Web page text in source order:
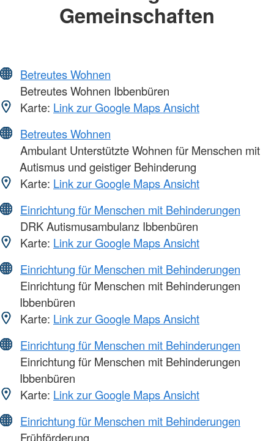
Gemeinschaften
Betreutes Wohnen
Betreutes Wohnen Ibbenbüren
Karte: Link zur Google Maps Ansicht
Betreutes Wohnen
Ambulant Unterstützte Wohnen für Menschen mit
Autismus und geistiger Behinderung
Karte: Link zur Google Maps Ansicht
Einrichtung für Menschen mit Behinderungen
DRK Autismusambulanz Ibbenbüren
Karte: Link zur Google Maps Ansicht
Einrichtung für Menschen mit Behinderungen
Einrichtung für Menschen mit Behinderungen
Ibbenbüren
Karte: Link zur Google Maps Ansicht
Einrichtung für Menschen mit Behinderungen
Einrichtung für Menschen mit Behinderungen
Ibbenbüren
Karte: Link zur Google Maps Ansicht
Einrichtung für Menschen mit Behinderungen
Frühförderung